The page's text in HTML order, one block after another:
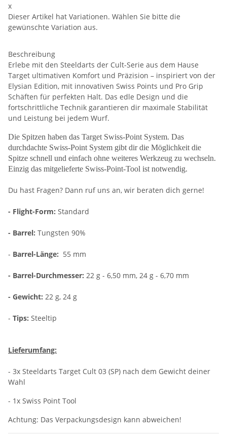
x
Dieser Artikel hat Variationen. Wählen Sie bitte die
gewünschte Variation aus.
Beschreibung
Erlebe mit den Steeldarts der Cult-Serie aus dem Hause
Target ultimativen Komfort und Präzision – inspiriert von der
Elysian Edition, mit innovativen Swiss Points und Pro Grip
Schäften für perfekten Halt. Das edle Design und die
fortschrittliche Technik garantieren dir maximale Stabilität
und Leistung bei jedem Wurf.
Die Spitzen haben das Target Swiss-Point System. Das
durchdachte Swiss-Point System gibt dir die Möglichkeit die
Spitze schnell und einfach ohne weiteres Werkzeug zu wechseln.
Einzig das mitgelieferte Swiss-Point-Tool ist notwendig.
Du hast Fragen? Dann ruf uns an, wir beraten dich gerne!
- Flight-Form: Standard
- Barrel: Tungsten 90%
- Barrel-Länge: 55 mm
- Barrel-Durchmesser: 22 g - 6,50 mm, 24 g - 6,70 mm
- Gewicht: 22 g, 24 g
- Tips: Steeltip
Lieferumfang:
- 3x Steeldarts Target Cult 03 (SP) nach dem Gewicht deiner
Wahl
- 1x Swiss Point Tool
Achtung: Das Verpackungsdesign kann abweichen!